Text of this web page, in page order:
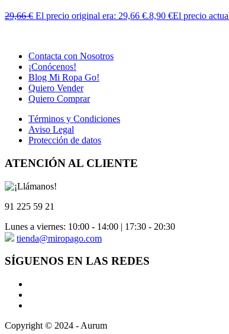
29,66€ El precio original era: 29,66 €.8,90 €El precio
Contacta con Nosotros
¡Conócenos!
Blog Mi Ropa Go!
Quiero Vender
Quiero Comprar
Términos y Condiciones
Aviso Legal
Protección de datos
ATENCIÓN AL CLIENTE
91 225 59 21
Lunes a viernes: 10:00 - 14:00 | 17:30 - 20:30
tienda@miropago.com
SÍGUENOS EN LAS REDES
Copyright © 2024 - Aurum